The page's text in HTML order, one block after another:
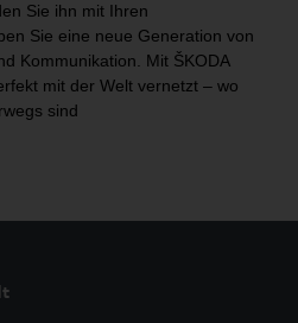
Sie ihn mit Ihren
Sie eine neue Generation von
Kommunikation. Mit ŠKODA
mit der Welt vernetzt – wo
sind